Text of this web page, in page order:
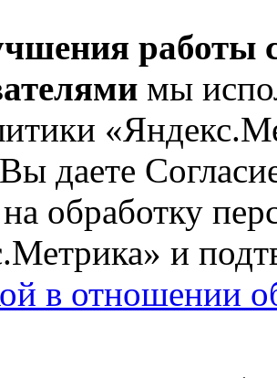
работы
мы
даете
обработку
и
в отношении